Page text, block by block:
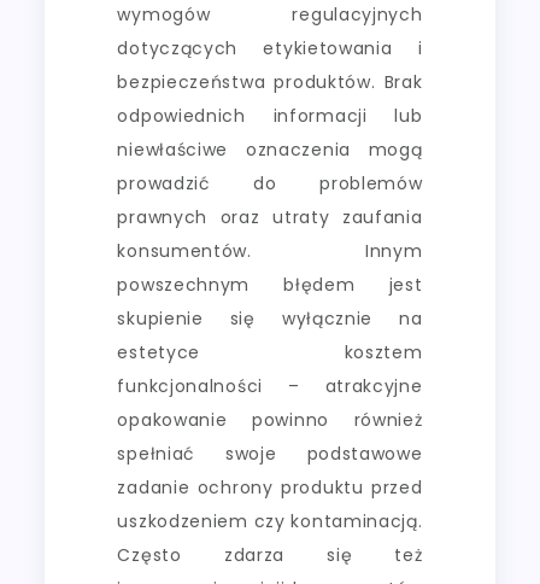
wymogów regulacyjnych
dotyczących etykietowania i
bezpieczeństwa produktów. Brak
odpowiednich informacji lub
niewłaściwe oznaczenia mogą
prowadzić do problemów
prawnych oraz utraty zaufania
konsumentów. Innym
powszechnym błędem jest
skupienie się wyłącznie na
estetyce kosztem
funkcjonalności – atrakcyjne
opakowanie powinno również
spełniać swoje podstawowe
zadanie ochrony produktu przed
uszkodzeniem czy kontaminacją.
Często zdarza się też